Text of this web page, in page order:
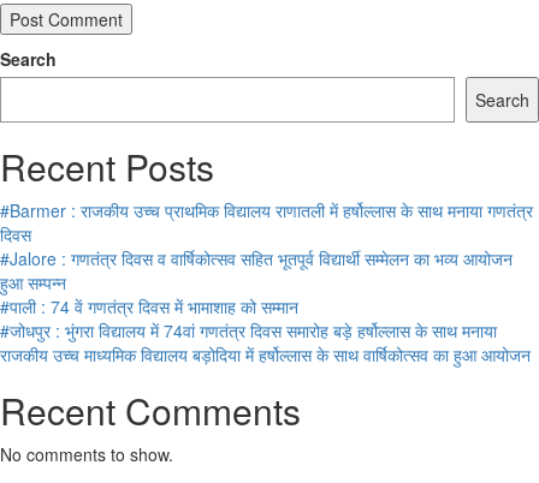
Search
Search
Recent Posts
#Barmer : राजकीय उच्च प्राथमिक विद्यालय राणातली में हर्षोल्लास के साथ मनाया गणतंत्र
दिवस
#Jalore : गणतंत्र दिवस व वार्षिकोत्सव सहित भूतपूर्व विद्यार्थी सम्मेलन का भव्य आयोजन
हुआ सम्पन्न
#पाली : 74 वें गणतंत्र दिवस में भामाशाह को सम्मान
#जोधपुर : भुंगरा विद्यालय में 74वां गणतंत्र दिवस समारोह बड़े हर्षोल्लास के साथ मनाया
राजकीय उच्च माध्यमिक विद्यालय बड़ोदिया में हर्षोल्लास के साथ वार्षिकोत्सव का हुआ आयोजन
Recent Comments
No comments to show.